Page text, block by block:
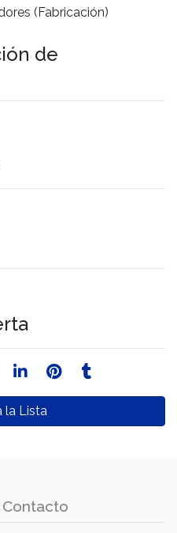
(Fabricación)
de
la Lista